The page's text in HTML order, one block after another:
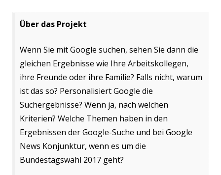
Über das Projekt
Wenn Sie mit Google suchen, sehen Sie dann die
gleichen Ergebnisse wie Ihre Arbeitskollegen,
ihre Freunde oder ihre Familie? Falls nicht, warum
ist das so? Personalisiert Google die
Suchergebnisse? Wenn ja, nach welchen
Kriterien? Welche Themen haben in den
Ergebnissen der Google-Suche und bei Google
News Konjunktur, wenn es um die
Bundestagswahl 2017 geht?